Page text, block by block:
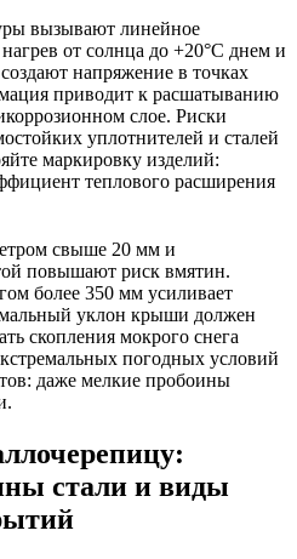
вызывают линейное
от солнца до +20°C днем и
напряжение в точках
приводит к расшатыванию
слое. Риски
уплотнителей и сталей
маркировку изделий:
теплового расширения
свыше 20 мм и
повышают риск вмятин.
более 350 мм усиливает
уклон крыши должен
скопления мокрого снега
погодных условий
даже мелкие пробоины
стали и виды